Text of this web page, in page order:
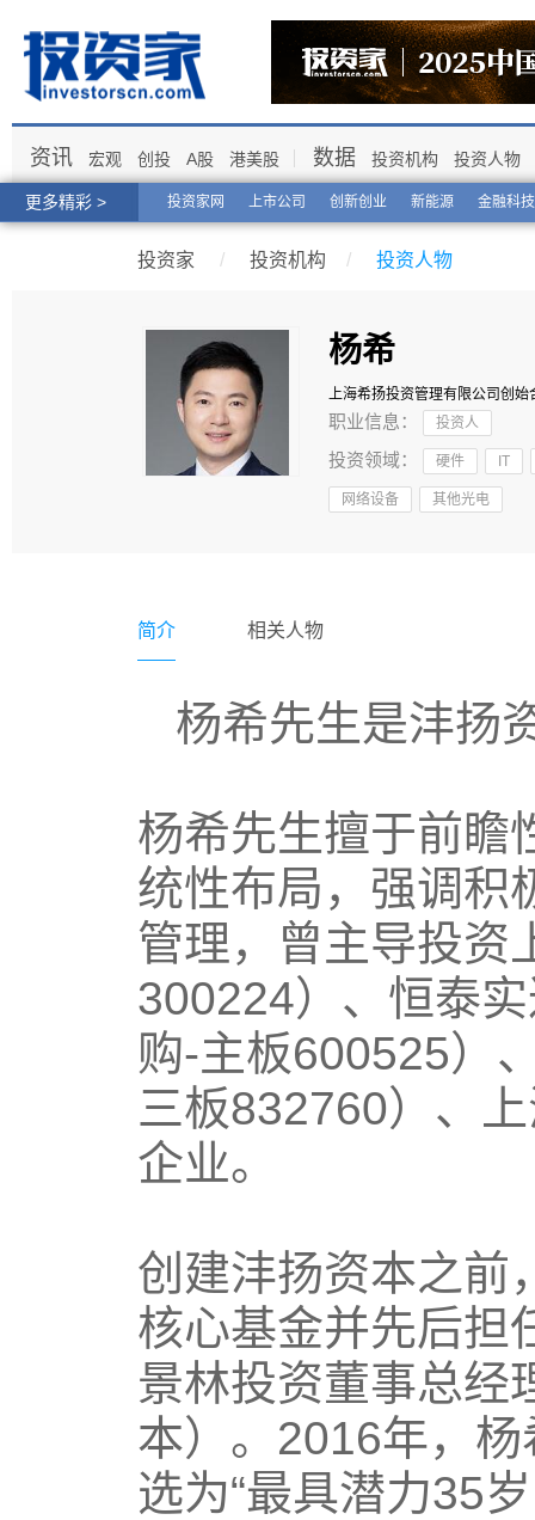
更多精彩 > 投资家网 上市公司 创新创业 新能源 金融科技
资讯 宏观 创投 A股 港美股 数据 投资机构 投资人物
投资家 / 投资机构 / 投资人物
杨希
上海希扬投资管理有限公司 创始
职业信息： 投资人
投资领域： 硬件 IT
网络设备 其他光电
简介 相关人物
杨希先生是沣扬
杨希先生擅于前瞻
统性布局，强调积
管理，曾主导投资
300224）、恒泰
购-主板600525）
三板832760）、
企业。
创建沣扬资本之前
核心基金并先后担
景林投资董事总经
本）。 2016年，杨
选为“最具潜力35